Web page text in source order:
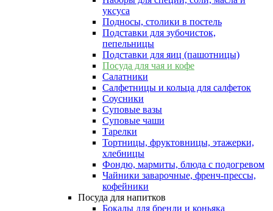
уксуса
Подносы, столики в постель
Подставки для зубочисток,
пепельницы
Подставки для яиц (пашотницы)
Посуда для чая и кофе
Салатники
Салфетницы и кольца для салфеток
Соусники
Суповые вазы
Суповые чаши
Тарелки
Тортницы, фруктовницы, этажерки,
хлебницы
Фондю, мармиты, блюда с подогревом
Чайники заварочные, френч-прессы,
кофейники
Посуда для напитков
Бокалы для бренди и коньяка